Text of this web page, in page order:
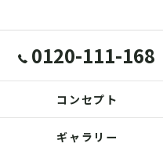
0120-111-168
コンセプト
ギャラリー